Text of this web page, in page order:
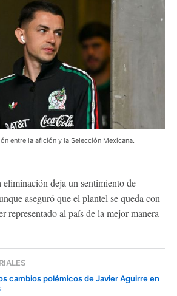
entre la afición y la Selección Mexicana.
eliminación deja un sentimiento de
aseguró que el plantel se queda con
representado al país de la mejor manera
cambios polémicos de Javier Aguirre en